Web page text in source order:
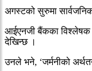
अगस्टको सुरुमा सार्वजनिक
आईएनजी बैंकका विश्लेषक
देखिन्छ ।
उनले भने, ‘जर्मनीको